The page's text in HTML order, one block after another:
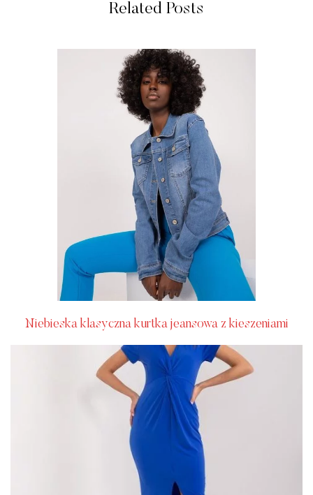
Related Posts
Niebieska klasyczna kurtka jeansowa z kieszeniami